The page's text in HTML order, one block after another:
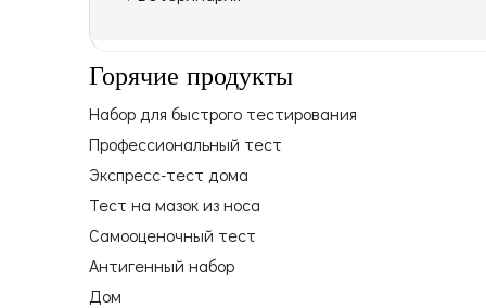
Горячие продукты
Набор для быстрого тестирования
Профессиональный тест
Экспресс-тест дома
Тест на мазок из носа
Самооценочный тест
Антигенный набор
Дом